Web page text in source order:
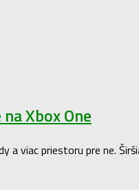
Xbox One
a viac priestoru pre ne.